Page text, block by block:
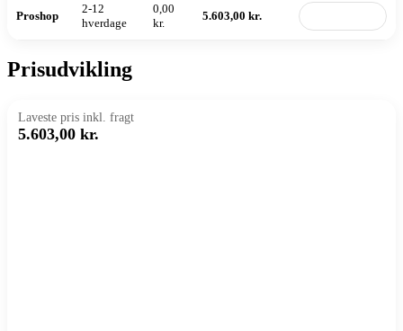
Proshop
2-12
hverdage
0,00
kr.
5.603,00 kr.
Prisudvikling
Laveste pris inkl. fragt
5.603,00 kr.